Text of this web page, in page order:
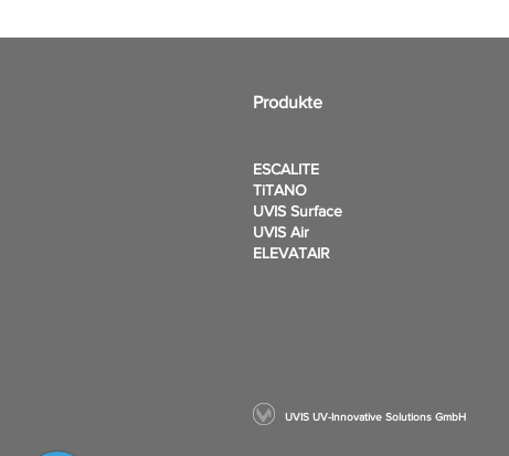
Produkte
ESCALITE
TiTANO
UVIS Surface
UVIS Air
ELEVATAIR
UVIS UV-Innovative Solutions GmbH